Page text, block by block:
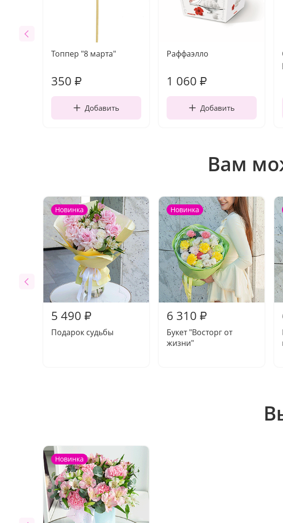
Топпер "8 марта"
350 ₽
Добавить
Раффаэлло
1 060 ₽
Добавить
Вам
Новинка
5 490 ₽
Подарок судьбы
Новинка
6 310 ₽
Букет "Восторг от
жизни"
Новинка